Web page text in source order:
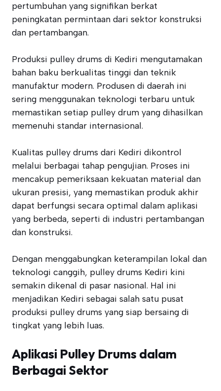
pertumbuhan yang signifikan berkat
peningkatan permintaan dari sektor konstruksi
dan pertambangan.
Produksi pulley drums di Kediri mengutamakan
bahan baku berkualitas tinggi dan teknik
manufaktur modern. Produsen di daerah ini
sering menggunakan teknologi terbaru untuk
memastikan setiap pulley drum yang dihasilkan
memenuhi standar internasional.
Kualitas pulley drums dari Kediri dikontrol
melalui berbagai tahap pengujian. Proses ini
mencakup pemeriksaan kekuatan material dan
ukuran presisi, yang memastikan produk akhir
dapat berfungsi secara optimal dalam aplikasi
yang berbeda, seperti di industri pertambangan
dan konstruksi.
Dengan menggabungkan keterampilan lokal dan
teknologi canggih, pulley drums Kediri kini
semakin dikenal di pasar nasional. Hal ini
menjadikan Kediri sebagai salah satu pusat
produksi pulley drums yang siap bersaing di
tingkat yang lebih luas.
Aplikasi Pulley Drums dalam
Berbagai Sektor